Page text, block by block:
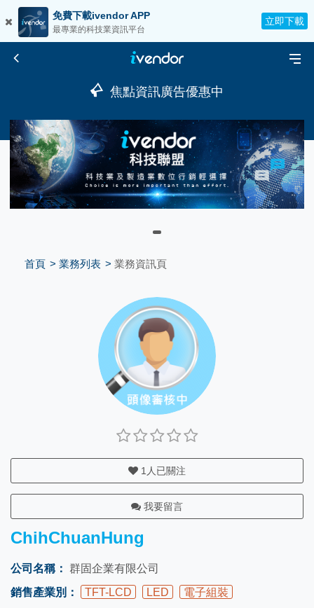
免費下載ivendor APP
最專業的科技業資訊平台
立即下載
焦點資訊廣告優惠中
首頁 業務列表 業務資訊頁
1 人已關注
我要留言
ChihChuanHung
公司名稱： 群固企業有限公司
銷售產業別：
TFT-LCD LED 電子組裝